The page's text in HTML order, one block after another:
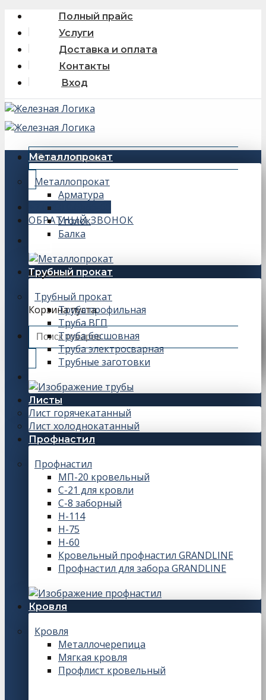
Skip
content
Полный прайс
Услуги
Доставка и оплата
Контакты
Вход
Искать:
+7 (343) 243-56-66
ОБРАТНЫЙ ЗВОНОК
Корзина
Корзина пуста.
Искать:
Металлопрокат
Металлопрокат
Арматура
Уголок
Балка
Трубный прокат
Трубный прокат
Труба профильная
Труба ВГП
Труба бесшовная
Труба электросварная
Трубные заготовки
Листы
Лист горячекатанный
Лист холоднокатанный
Профнастил
Профнастил
МП-20 кровельный
С-21 для кровли
С-8 заборный
Н-114
Н-75
Н-60
Кровельный профнастил GRANDLINE
Профнастил для забора GRANDLINE
Кровля
Кровля
Металлочерепица
Мягкая кровля
Профлист кровельный